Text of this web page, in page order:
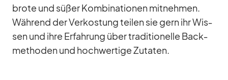
brote und sü­ßer Kom­bi­na­tio­nen mit­neh­men.
Wäh­rend der Ver­kos­tung tei­len sie gern ihr Wis­
sen und ihre Er­fah­rung über tra­di­tio­nelle Back­
me­tho­den und hoch­wer­tige Zu­ta­ten.